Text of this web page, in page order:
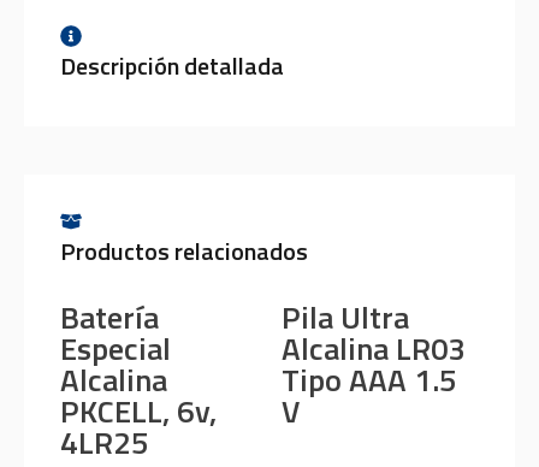
Descripción detallada
Productos relacionados
Batería
Especial
Alcalina
PKCELL, 6v,
4LR25
Pila Ultra
Alcalina LR03
Tipo AAA 1.5
V